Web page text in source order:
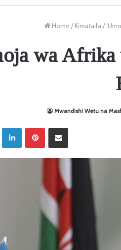
Home / Kimataifa /
wa
Mwandishi Wetu na
LinkedIn